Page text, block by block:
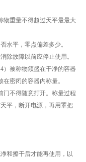
物重量不得超过天平最最大
水平，零点偏差多少。
除故障以前应停止使用。
）被称物须盛在干净的容器
密闭的容器内称量。
门不得随意打开。称量过程
平，断开电源，再用罩把
和擦干后才能再使用，以